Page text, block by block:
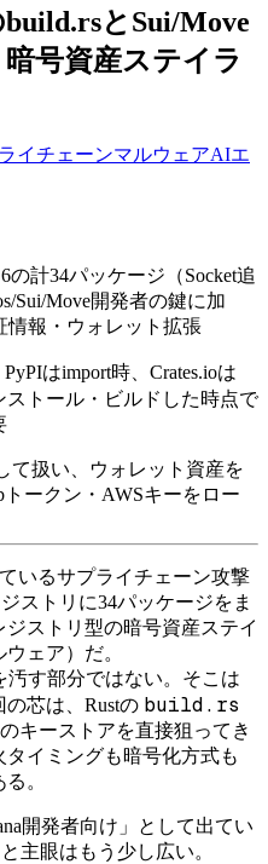
とSui/Move
号資産ステイラ
イチェーンマルウェアAIエ
の計34パッケージ（Socket追
Sui/Move開発者の鍵に加
情報・ウォレット拡張
PyPIはimport時、Crates.ioは
ストール・ビルドした時点で
て扱い、ウォレット資産を
ークン・AWSキーをロー
いるサプライチェーン攻撃
ストリに34パッケージをま
ストリ型の暗号資産ステイ
ェア）だ。
す部分ではない。そこは
芯は、Rustの build.rs
キーストアを直接狙ってき
イミングも暗号化方式も
。
開発者向け」として出てい
主眼はもう少し広い。